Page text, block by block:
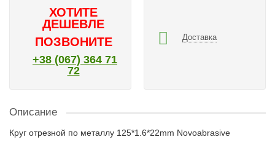
ХОТИТЕ
ДЕШЕВЛЕ
ПОЗВОНИТЕ
+38 (067) 364 71
72
Доставка
Описание
Круг отрезной по металлу 125*1.6*22mm Novoabrasive